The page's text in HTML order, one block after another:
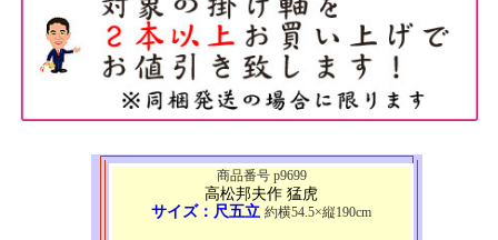
商品番号 p9699
高松邦夫作 猛虎
サイズ：尺五立 約横54.5×縦190cm